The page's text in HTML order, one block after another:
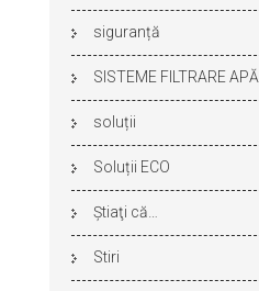
siguranță
SISTEME FILTRARE APĂ
soluții
Soluții ECO
Ştiaţi că…
Stiri